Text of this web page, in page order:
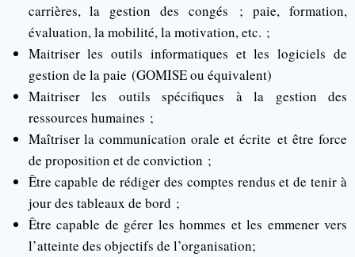
carrières, la gestion des congés ; paie, formation,
évaluation, la mobilité, la motivation, etc. ;
Maitriser les outils informatiques et les logiciels de
gestion de la paie (GOMISE ou équivalent)
Maitriser les outils spécifiques à la gestion des
ressources humaines ;
Maîtriser la communication orale et écrite et être force
de proposition et de conviction ;
Être capable de rédiger des comptes rendus et de tenir à
jour des tableaux de bord ;
Être capable de gérer les hommes et les emmener vers
l’atteinte des objectifs de l’organisation;